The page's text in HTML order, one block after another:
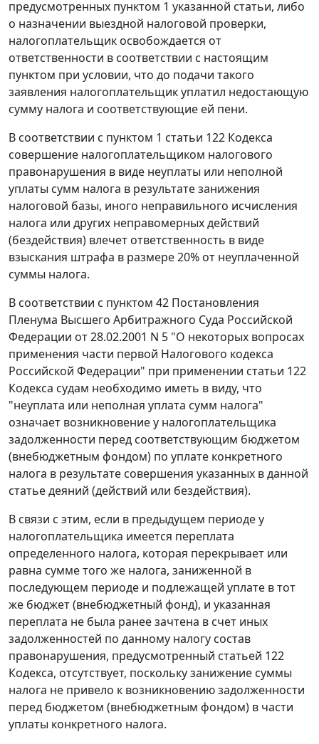
предусмотренных пунктом 1 указанной статьи, либо
о назначении выездной налоговой проверки,
налогоплательщик освобождается от
ответственности в соответствии с настоящим
пунктом при условии, что до подачи такого
заявления налогоплательщик уплатил недостающую
сумму налога и соответствующие ей пени.
В соответствии с пунктом 1 статьи 122 Кодекса
совершение налогоплательщиком налогового
правонарушения в виде неуплаты или неполной
уплаты сумм налога в результате занижения
налоговой базы, иного неправильного исчисления
налога или других неправомерных действий
(бездействия) влечет ответственность в виде
взыскания штрафа в размере 20% от неуплаченной
суммы налога.
В соответствии с пунктом 42 Постановления
Пленума Высшего Арбитражного Суда Российской
Федерации от 28.02.2001 N 5 "О некоторых вопросах
применения части первой Налогового кодекса
Российской Федерации" при применении статьи 122
Кодекса судам необходимо иметь в виду, что
"неуплата или неполная уплата сумм налога"
означает возникновение у налогоплательщика
задолженности перед соответствующим бюджетом
(внебюджетным фондом) по уплате конкретного
налога в результате совершения указанных в данной
статье деяний (действий или бездействия).
В связи с этим, если в предыдущем периоде у
налогоплательщика имеется переплата
определенного налога, которая перекрывает или
равна сумме того же налога, заниженной в
последующем периоде и подлежащей уплате в тот
же бюджет (внебюджетный фонд), и указанная
переплата не была ранее зачтена в счет иных
задолженностей по данному налогу состав
правонарушения, предусмотренный статьей 122
Кодекса, отсутствует, поскольку занижение суммы
налога не привело к возникновению задолженности
перед бюджетом (внебюджетным фондом) в части
уплаты конкретного налога.